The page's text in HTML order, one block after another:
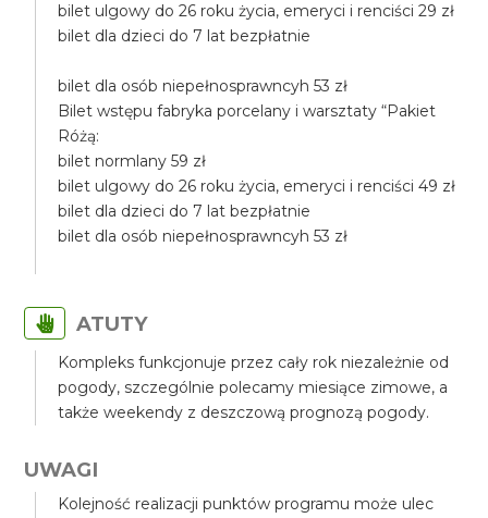
bilet ulgowy do 26 roku życia, emeryci i renciści 29 zł
bilet dla dzieci do 7 lat bezpłatnie
bilet dla osób niepełnosprawncyh 53 zł
Bilet wstępu fabryka porcelany i warsztaty “Pakiet
Różą:
bilet normlany 59 zł
bilet ulgowy do 26 roku życia, emeryci i renciści 49 zł
bilet dla dzieci do 7 lat bezpłatnie
bilet dla osób niepełnosprawncyh 53 zł
ATUTY
Kompleks funkcjonuje przez cały rok niezależnie od
pogody, szczególnie polecamy miesiące zimowe, a
także weekendy z deszczową prognozą pogody.
UWAGI
Kolejność realizacji punktów programu może ulec